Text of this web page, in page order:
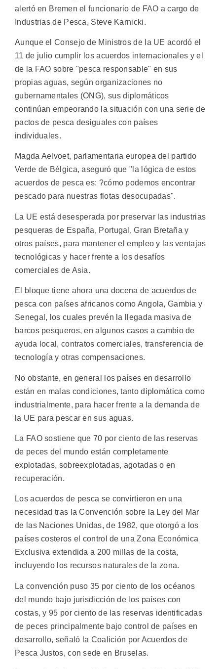
alertó en Bremen el funcionario de FAO a cargo de
Industrias de Pesca, Steve Karnicki.
Aunque el Consejo de Ministros de la UE acordó el
11 de julio cumplir los acuerdos internacionales y el
de la FAO sobre "pesca responsable" en sus
propias aguas, según organizaciones no
gubernamentales (ONG), sus diplomáticos
continúan empeorando la situación con una serie de
pactos de pesca desiguales con países
individuales.
Magda Aelvoet, parlamentaria europea del partido
Verde de Bélgica, aseguró que "la lógica de estos
acuerdos de pesca es: ?cómo podemos encontrar
pescado para nuestras flotas desocupadas".
La UE está desesperada por preservar las industrias
pesqueras de España, Portugal, Gran Bretaña y
otros países, para mantener el empleo y las ventajas
tecnológicas y hacer frente a los desafíos
comerciales de Asia.
El bloque tiene ahora una docena de acuerdos de
pesca con países africanos como Angola, Gambia y
Senegal, los cuales prevén la llegada masiva de
barcos pesqueros, en algunos casos a cambio de
ayuda local, contratos comerciales, transferencia de
tecnología y otras compensaciones.
No obstante, en general los países en desarrollo
están en malas condiciones, tanto diplomática como
industrialmente, para hacer frente a la demanda de
la UE para pescar en sus aguas.
La FAO sostiene que 70 por ciento de las reservas
de peces del mundo están completamente
explotadas, sobreexplotadas, agotadas o en
recuperación.
Los acuerdos de pesca se convirtieron en una
necesidad tras la Convención sobre la Ley del Mar
de las Naciones Unidas, de 1982, que otorgó a los
países costeros el control de una Zona Económica
Exclusiva extendida a 200 millas de la costa,
incluyendo los recursos naturales de la zona.
La convención puso 35 por ciento de los océanos
del mundo bajo jurisdicción de los países con
costas, y 95 por ciento de las reservas identificadas
de peces principalmente bajo control de países en
desarrollo, señaló la Coalición por Acuerdos de
Pesca Justos, con sede en Bruselas.